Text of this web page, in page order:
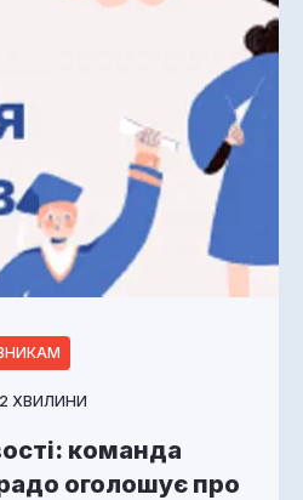
ХВИЛИНИ
команда
оголошує про